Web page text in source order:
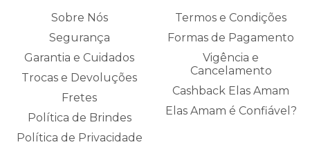
Sobre Nós
Segurança
Garantia e Cuidados
Trocas e Devoluções
Fretes
Política de Brindes
Política de Privacidade
Termos e Condições
Formas de Pagamento
Vigência e
Cancelamento
Cashback Elas Amam
Elas Amam é Confiável?